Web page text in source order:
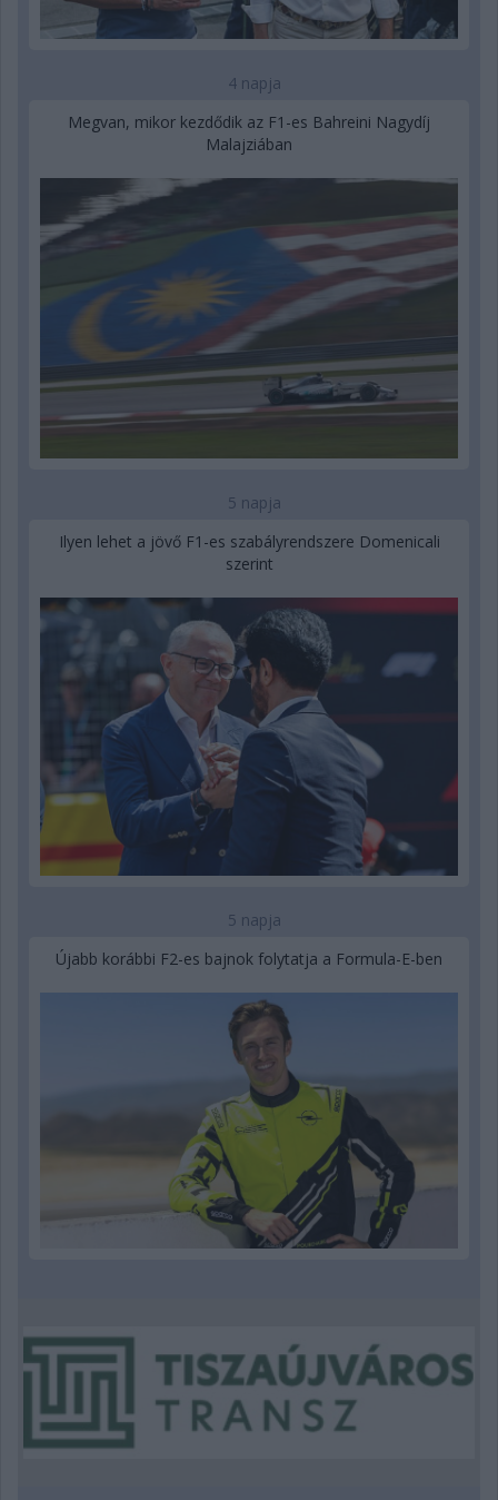
4 napja
Megvan, mikor kezdődik az F1-es Bahreini Nagydíj
Malajziában
5 napja
Ilyen lehet a jövő F1-es szabályrendszere Domenicali
szerint
5 napja
Újabb korábbi F2-es bajnok folytatja a Formula-E-ben